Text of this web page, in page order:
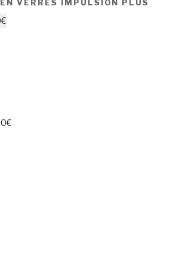
VERRES IMPULSION PLUS
€
€